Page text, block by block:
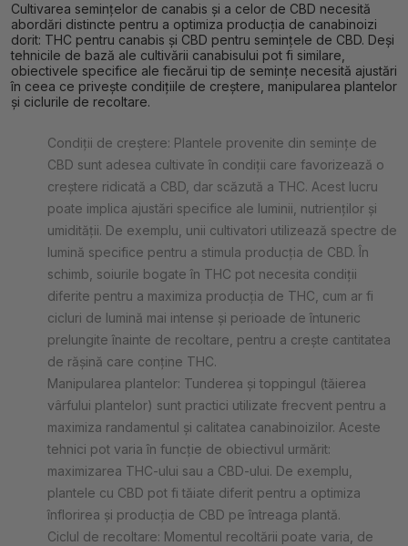
Cultivarea semințelor de canabis și a celor de CBD necesită
abordări distincte pentru a optimiza producția de canabinoizi
dorit: THC pentru canabis și CBD pentru semințele de CBD. Deși
tehnicile de bază ale cultivării canabisului pot fi similare,
obiectivele specifice ale fiecărui tip de semințe necesită ajustări
în ceea ce privește condițiile de creștere, manipularea plantelor
și ciclurile de recoltare.
Condiții de creștere: Plantele provenite din semințe de
CBD sunt adesea cultivate în condiții care favorizează o
creștere ridicată a CBD, dar scăzută a THC. Acest lucru
poate implica ajustări specifice ale luminii, nutrienților și
umidității. De exemplu, unii cultivatori utilizează spectre de
lumină specifice pentru a stimula producția de CBD. În
schimb, soiurile bogate în THC pot necesita condiții
diferite pentru a maximiza producția de THC, cum ar fi
cicluri de lumină mai intense și perioade de întuneric
prelungite înainte de recoltare, pentru a crește cantitatea
de rășină care conține THC.
Manipularea plantelor: Tunderea și toppingul (tăierea
vârfului plantelor) sunt practici utilizate frecvent pentru a
maximiza randamentul și calitatea canabinoizilor. Aceste
tehnici pot varia în funcție de obiectivul urmărit:
maximizarea THC-ului sau a CBD-ului. De exemplu,
plantele cu CBD pot fi tăiate diferit pentru a optimiza
înflorirea și producția de CBD pe întreaga plantă.
Ciclul de recoltare: Momentul recoltării poate varia, de